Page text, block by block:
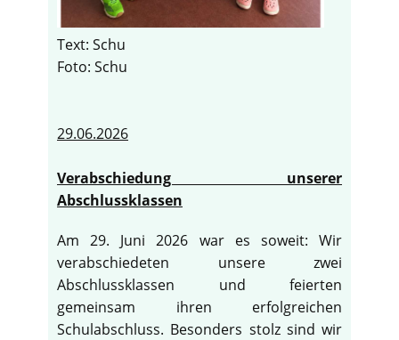
Text: Schu
Foto: Schu
29.06.2026
Verabschiedung unserer
Abschlussklassen
Am 29. Juni 2026 war es soweit: Wir
verabschiedeten unsere zwei
Abschlussklassen und feierten
gemeinsam ihren erfolgreichen
Schulabschluss. Besonders stolz sind wir